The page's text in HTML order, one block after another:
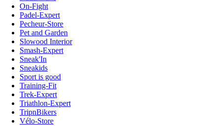
On-Fight
Padel-Expert
Pecheur-Store
Pet and Garden
Slowood Interior
Smash-Expert
Sneak'In
Sneakids
Sport is good
Training-Fit
Trek-Expert
Triathlon-Expert
TripnBikers
Vélo-Store